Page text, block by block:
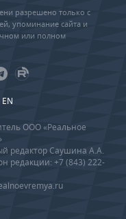
разрешено только с
упоминание сайта и
или полном
EN
ООО «Реальное
редактор Саушина А.А.
редакции: +7 (843) 222-